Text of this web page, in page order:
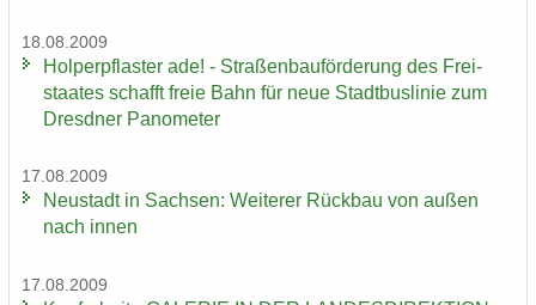
18.08.2009
Hol­per­pflas­ter ade! - Stra­ßen­bau­för­de­rung des Frei­
staa­tes schafft freie Bahn für neue Stadt­bus­li­nie zum
Dresd­ner Pano­me­ter
17.08.2009
Neu­stadt in Sach­sen: Wei­te­rer Rück­bau von außen
nach innen
17.08.2009